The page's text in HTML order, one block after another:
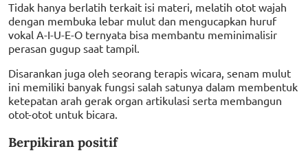
Tidak hanya berlatih terkait isi materi, melatih otot wajah
dengan membuka lebar mulut dan mengucapkan huruf
vokal A-I-U-E-O ternyata bisa membantu meminimalisir
perasan gugup saat tampil.
Disarankan juga oleh seorang terapis wicara, senam mulut
ini memiliki banyak fungsi salah satunya dalam membentuk
ketepatan arah gerak organ artikulasi serta membangun
otot-otot untuk bicara.
Berpikiran positif